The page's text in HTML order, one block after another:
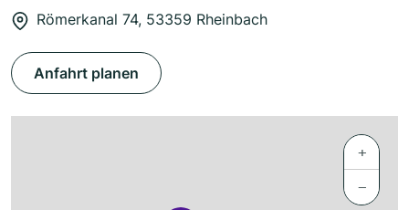
Römerkanal 74, 53359 Rheinbach
Anfahrt planen
+
−